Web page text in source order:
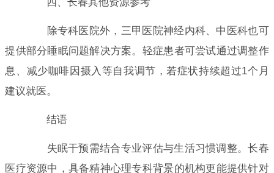
除专科医院外，三甲医院神经内科、中医科也可
提供部分睡眠问题解决方案。轻症患者可尝试通过调整作
息、减少咖啡因摄入等自我调节，若症状持续超过1个月
建议就医。
结语
失眠干预需结合专业评估与生活习惯调整。长春
医疗资源中，具备精神心理专科背景的机构更能提供针对